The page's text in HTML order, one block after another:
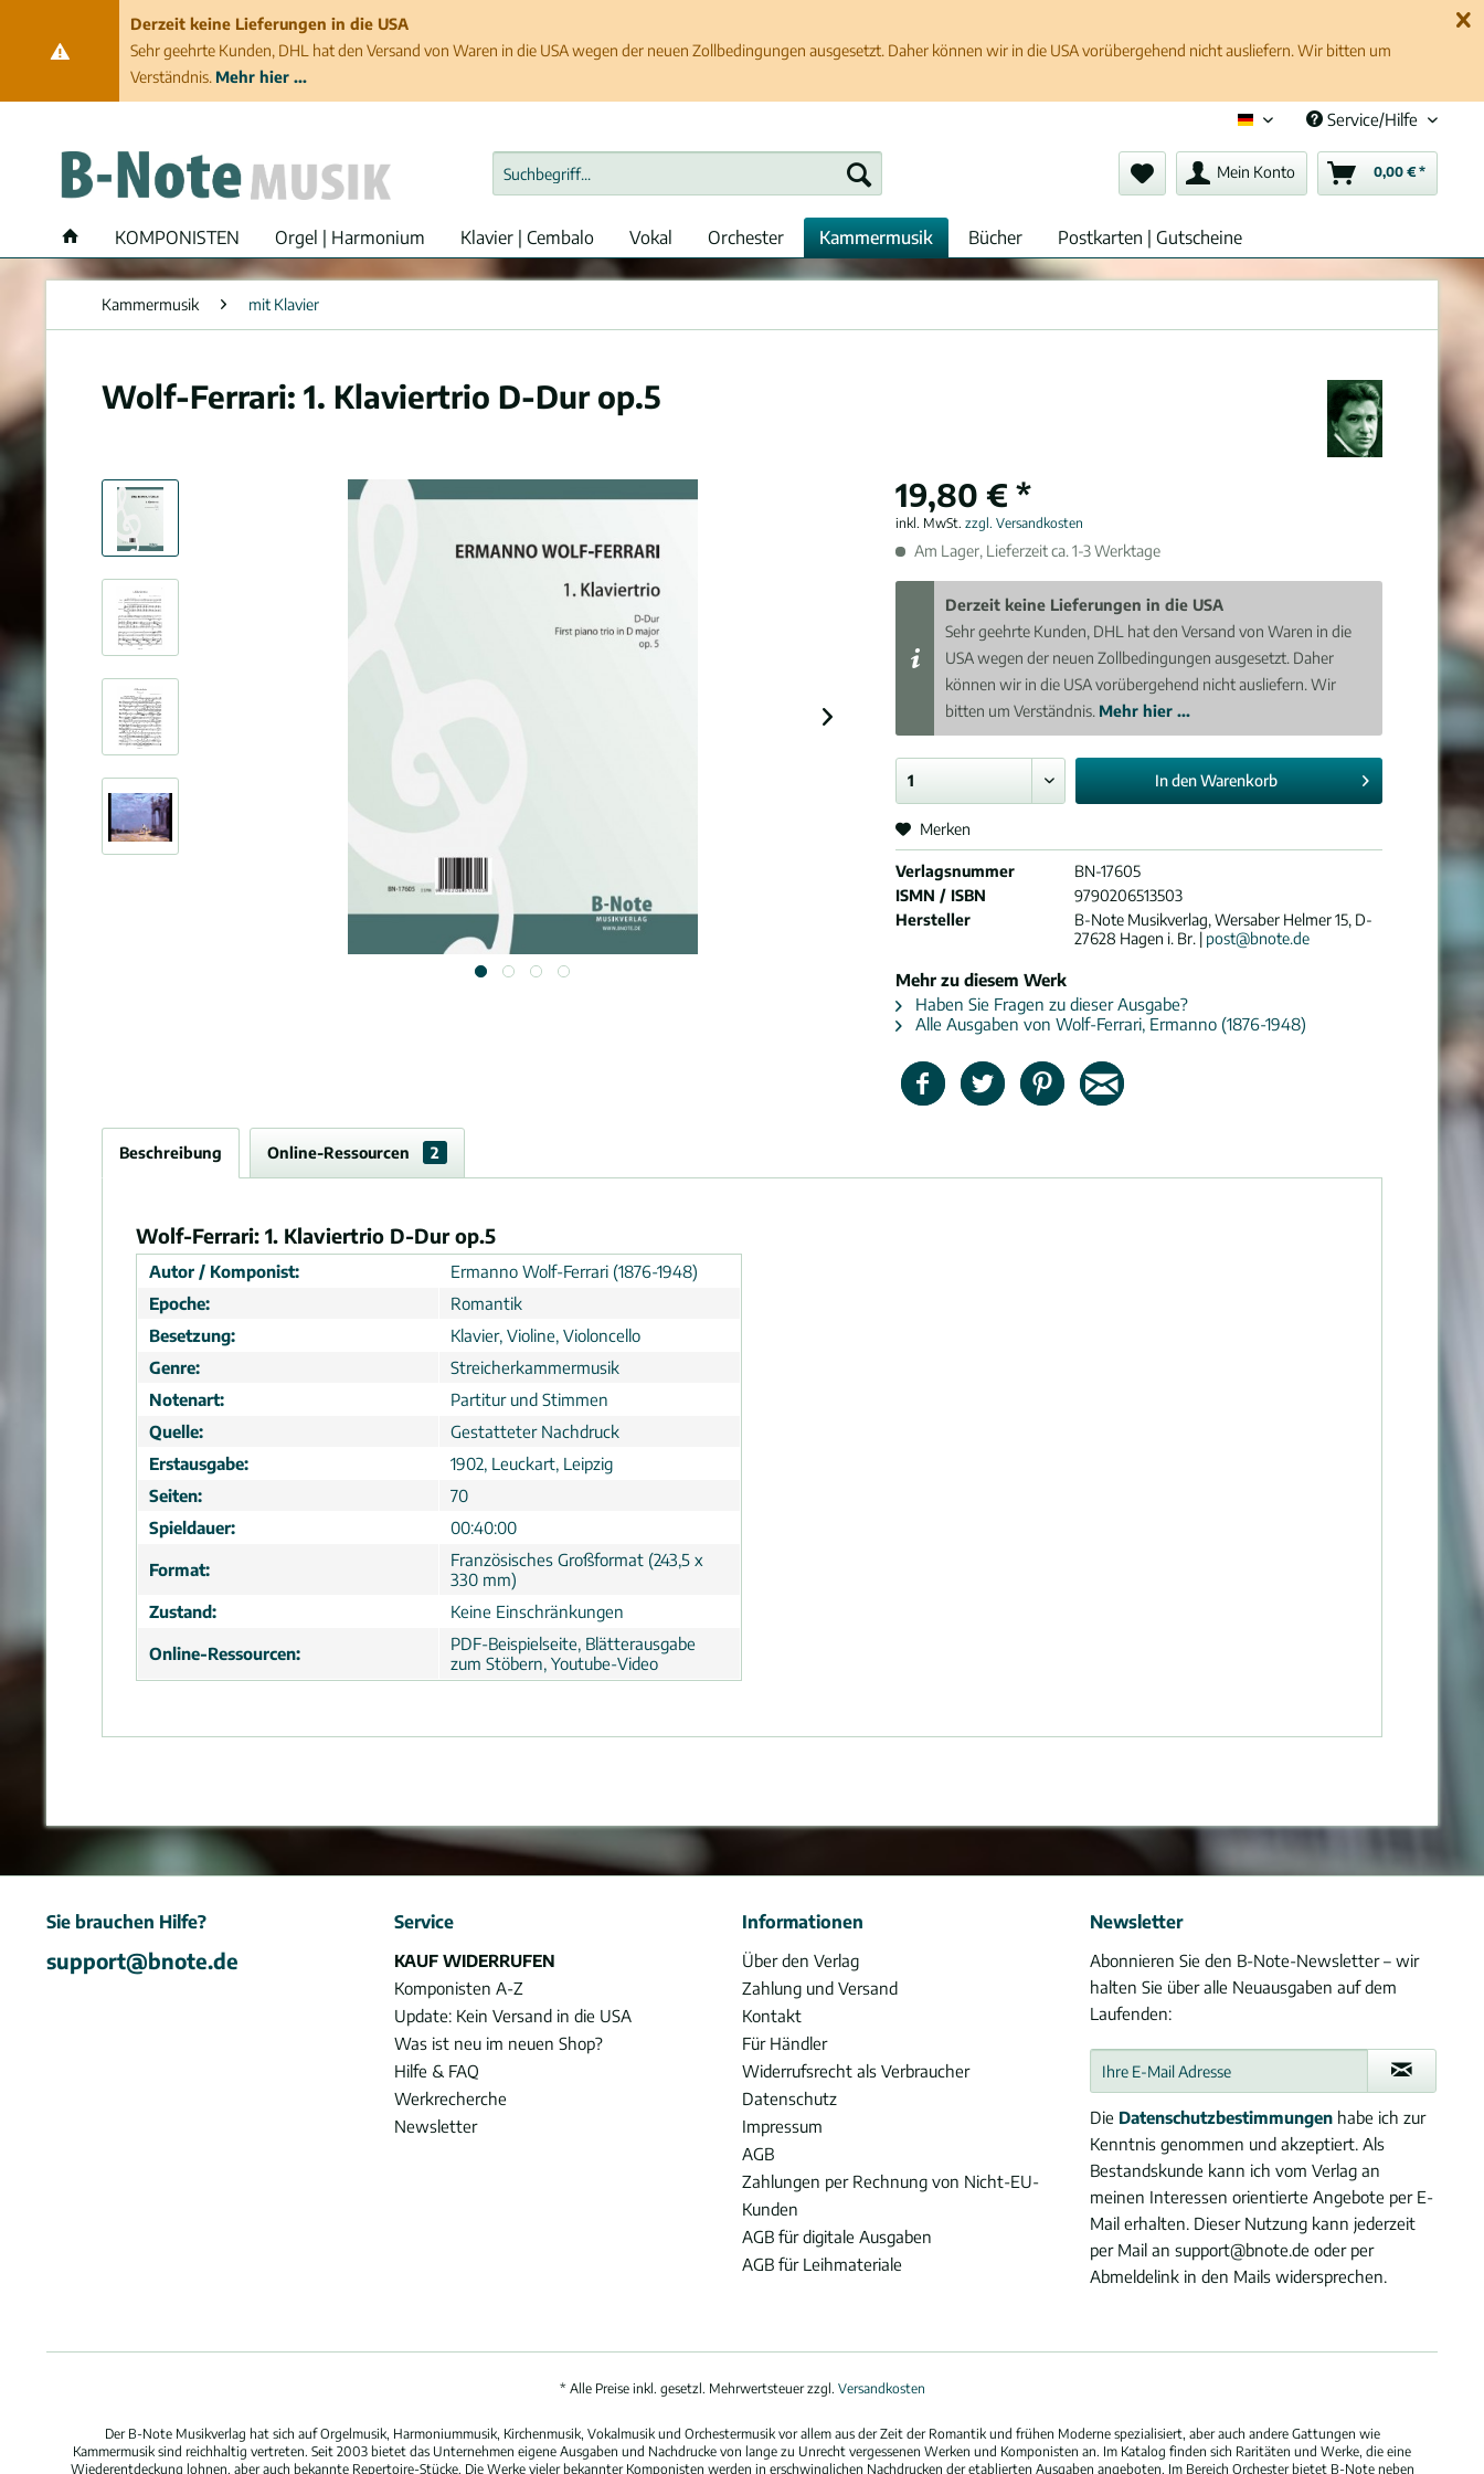
Derzeit keine Lieferungen in die USA
Sehr geehrte Kunden, DHL hat den Versand von Waren in die USA wegen der neuen Zollbedingungen ausgesetzt. Daher können wir in die USA vorübergehend nicht ausliefern. Wir bitten um
Verständnis. Mehr hier ...
Deutsch (de)
Service/Hilfe
Mein Konto 0,00 € *
KOMPONISTEN Orgel | Harmonium Klavier | Cembalo Vokal Orchester Kammermusik Bücher Postkarten | Gutscheine
Kammermusik mit Klavier
Wolf-Ferrari: 1. Klaviertrio D-Dur op.5
19,80 € *
inkl. MwSt.zzgl. Versandkosten
Am Lager, Lieferzeit ca. 1-3 Werktage
Derzeit keine Lieferungen in die USA
Sehr geehrte Kunden, DHL hat den Versand von Waren in die
USA wegen der neuen Zollbedingungen ausgesetzt. Daher
können wir in die USA vorübergehend nicht ausliefern. Wir
bitten um Verständnis. Mehr hier ...
In denWarenkorb
Merken
Verlagsnummer
BN-17605
ISMN / ISBN
9790206513503
Hersteller
B-Note Musikverlag, Wersaber Helmer 15, D-
27628 Hagen i. Br. | post@bnote.de
Mehr zu diesem Werk
Haben Sie Fragen zu dieser Ausgabe?
Alle Ausgaben von Wolf-Ferrari, Ermanno (1876-1948)
Beschreibung Online-Ressourcen 2
Wolf-Ferrari: 1. Klaviertrio D-Dur op.5
Autor / Komponist:
Ermanno Wolf-Ferrari (1876-1948)
Epoche:
Romantik
Besetzung:
Klavier, Violine, Violoncello
Genre:
Streicherkammermusik
Notenart:
Partitur und Stimmen
Quelle:
Gestatteter Nachdruck
Erstausgabe:
1902, Leuckart, Leipzig
Seiten:
70
Spieldauer:
00:40:00
Format:
Französisches Großformat (243,5 x
330 mm)
Zustand:
Keine Einschränkungen
Online-Ressourcen:
PDF-Beispielseite, Blätterausgabe
zum Stöbern, Youtube-Video
Sie brauchen Hilfe?
support@bnote.de
Service
KAUF WIDERRUFEN
Komponisten A-Z
Update: Kein Versand in die USA
Was ist neu im neuen Shop?
Hilfe & FAQ
Werkrecherche
Newsletter
Informationen
Über den Verlag
Zahlung und Versand
Kontakt
Für Händler
Widerrufsrecht als Verbraucher
Datenschutz
Impressum
AGB
Zahlungen per Rechnung von Nicht-EU-
Kunden
AGB für digitale Ausgaben
AGB für Leihmateriale
Newsletter
Abonnieren Sie den B-Note-Newsletter – wir
halten Sie über alle Neuausgaben auf dem
Laufenden:
Die Datenschutzbestimmungen habe ich zur
Kenntnis genommen und akzeptiert. Als
Bestandskunde kann ich vom Verlag an
meinen Interessen orientierte Angebote per E-
Mail erhalten. Dieser Nutzung kann jederzeit
per Mail an support@bnote.de oder per
Abmeldelink in den Mails widersprechen.
* Alle Preise inkl. gesetzl. Mehrwertsteuer zzgl. Versandkosten
Der B-Note Musikverlag hat sich auf Orgelmusik, Harmoniummusik, Kirchenmusik, Vokalmusik und Orchestermusik vor allem aus der Zeit der Romantik und frühen Moderne spezialisiert, aber auch andere Gattungen wie
Kammermusik sind reichhaltig vertreten. Seit 2003 bietet das Unternehmen eigene Ausgaben und Nachdrucke von lange zu Unrecht vergessenen Werken und Komponisten an. Im Katalog finden sich Raritäten und Werke, die eine
Wiederentdeckung lohnen, aber auch bekannte Repertoire-Stücke. Die Werke vieler bekannter Komponisten werden in erschwinglichen Nachdrucken der etablierten Ausgaben angeboten. Im Bereich Orchester bietet B-Note neben